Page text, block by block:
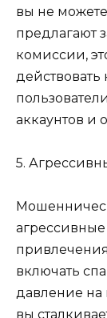
вы не
предлагают
комиссии,
аккаунтов и
5.
включать
давление на
вы